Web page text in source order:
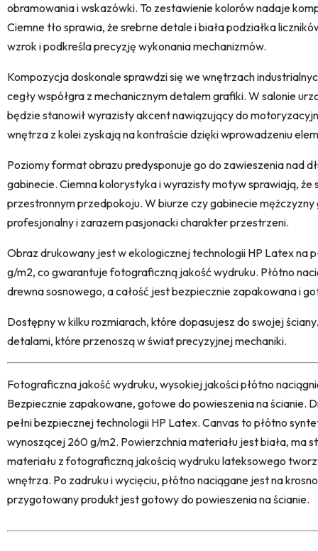
obramowania i wskazówki. To zestawienie kolorów nadaje
Ciemne tło sprawia, że srebrne detale i biała podziałka
wzrok i podkreśla precyzję wykonania mechanizmów.
Kompozycja doskonale sprawdzi się we wnętrzach
cegły współgra z mechanicznym detalem grafiki. W salonie
będzie stanowił wyrazisty akcent nawiązujący do
wnętrza z kolei zyskają na kontraście dzięki wprowadzeniu
Poziomy format obrazu predysponuje go do zawieszenia nad
gabinecie. Ciemna kolorystyka i wyrazisty motyw sprawiają, że
przestronnym przedpokoju. W biurze czy gabinecie
profesjonalny i zarazem pasjonacki charakter przestrzeni.
Obraz drukowany jest w ekologicznej technologii HP Latex na
g/m2, co gwarantuje fotograficzną jakość wydruku. Płótno
drewna sosnowego, a całość jest bezpiecznie zapakowana i
Dostępny w kilku rozmiarach, które dopasujesz do swojej
detalami, które przenoszą w świat precyzyjnej mechaniki.
Fotograficzna jakość wydruku, wysokiej jakości płótno
Bezpiecznie zapakowane, gotowe do powieszenia na ścianie.
pełni bezpiecznej technologii HP Latex. Canvas to płótno
wynoszącej 260 g/m2. Powierzchnia materiału jest biała, ma
materiału z fotograficzną jakością wydruku lateksowego
wnętrza. Po zadruku i wycięciu, płótno naciągane jest na
przygotowany produkt jest gotowy do powieszenia na ścianie.